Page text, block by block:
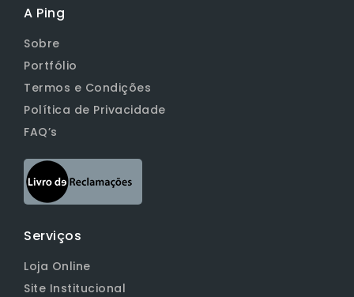
A Ping
Sobre
Portfólio
Termos e Condições
Política de Privacidade
FAQ’s
Serviços
Loja Online
Site Institucional